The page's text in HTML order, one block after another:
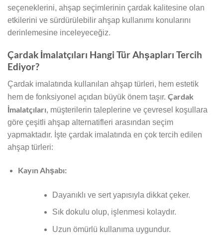
seçeneklerini, ahşap seçimlerinin çardak kalitesine olan
etkilerini ve sürdürülebilir ahşap kullanımı konularını
derinlemesine inceleyeceğiz.
Çardak İmalatçıları Hangi Tür Ahşapları Tercih
Ediyor?
Çardak imalatında kullanılan ahşap türleri, hem estetik
hem de fonksiyonel açıdan büyük önem taşır. Çardak
İmalatçıları, müşterilerin taleplerine ve çevresel koşullara
göre çeşitli ahşap alternatifleri arasından seçim
yapmaktadır. İşte çardak imalatında en çok tercih edilen
ahşap türleri:
Kayın Ahşabı:
Dayanıklı ve sert yapısıyla dikkat çeker.
Sık dokulu olup, işlenmesi kolaydır.
Uzun ömürlü kullanıma uygundur.